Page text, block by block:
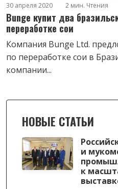
30 апреля 2020 2 мин. Чтения
Bunge купит два
переработке сои
Компания Bunge Ltd.
по переработке сои в
компании...
НОВЫЕ СТАТЬИ
и
к